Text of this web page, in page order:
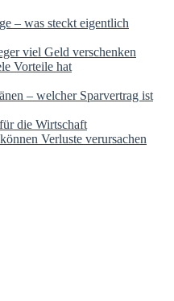
– was steckt eigentlich
viel Geld verschenken
Vorteile hat
– welcher Sparvertrag ist
die Wirtschaft
Verluste verursachen